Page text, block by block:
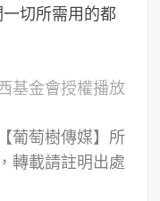
切所需用的都
基金會授權播放
葡萄樹傳媒】所
轉載請註明出處